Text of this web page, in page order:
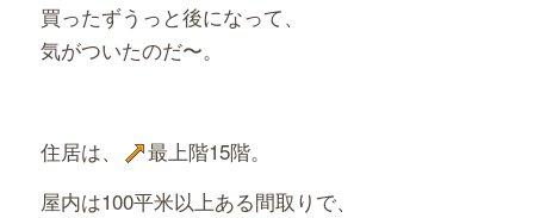
買ったずうっと後になって、
気がついたのだ〜。
住居は、
最上階15階。
屋内は100平米以上ある間取りで、